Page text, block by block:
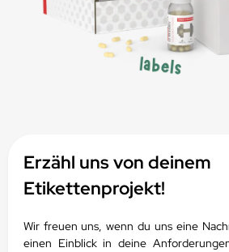
Erzähl uns von deinem
Etikettenprojekt!
Wir freuen uns, wenn du uns eine
einen Einblick in deine